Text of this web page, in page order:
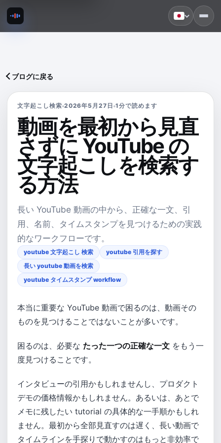
ブログに戻る
文字起こし検索 2026年5月27日 1分で読めます
動画を最初から見直
さずに YouTube の
文字起こしを検索す
る方法
長い YouTube 動画の中から、正確な一文、引
用、名前、タイムスタンプを見つけるための実践
的なワークフローです。
youtube 文字起こし 検索
youtube 引用を探す
長い youtube 動画を検索
youtube タイムスタンプ workflow
本当に重要な YouTube 動画で困るのは、動画その
ものを見つけることではないことが多いです。
困るのは、必要な たった一つの正確な一文 をもう一
度見つけることです。
インタビューの引用かもしれませんし、プロダクト
デモの価格情報かもしれません。あるいは、あとで
メモに残したい tutorial の具体的な一手順かもしれ
ません。最初から全部見直すのは遅く、長い動画で
タイムラインを手探りで動かすのはもっと非効率で